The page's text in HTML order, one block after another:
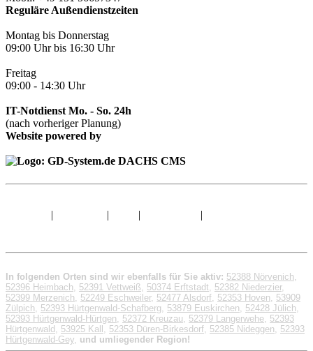
Reguläre Außendienstzeiten
Montag bis Donnerstag
09:00 Uhr bis 16:30 Uhr
Freitag
09:00 - 14:30 Uhr
IT-Notdienst Mo. - So. 24h
(nach vorheriger Planung)
Website powered by
| | | |
In folgenden Orten sind wir ebenfalls für Sie aktiv: 52388 Nörvenich,
52396 Heimbach, 52391 Vettweiß, 50374 Erftstadt, 52382 Niederzier,
52399 Merzenich, 52249 Eschweiler, 52477 Alsdorf, 52353 Hoven, 53909
Zülpich, 52393 Hürtgenwald-Schafberg, 53879 Euskirchen, 52428 Jülich,
52393 Hürtgenwald-Hürtgen, 52372 Kreuzau, 52379 Langerwehe, 52393
Hürtgenwald , 53925 Kall , 52353 Düren-Birkesdorf, 52385 Nideggen, 52393
Hürtgenwald-Gey, und umliegender Region!